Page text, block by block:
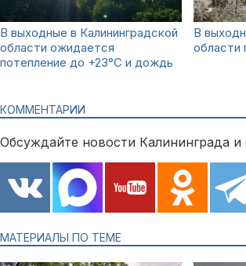
В выходные в Калининградской
области ожидается
потепление до +23°С и дождь
В
области
КОММЕНТАРИИ
Обсуждайте новости Калининграда
МАТЕРИАЛЫ ПО ТЕМЕ